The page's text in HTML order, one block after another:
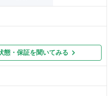
態・保証を聞いてみる